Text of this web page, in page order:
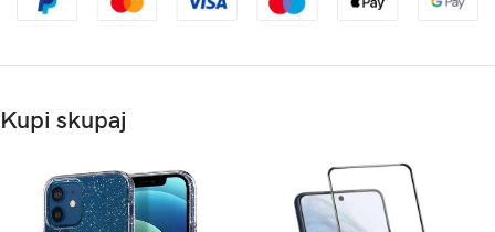
Kupi skupaj